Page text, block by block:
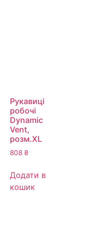
Рукавиці
робочі
Dynamic
Vent,
розм.ХL
808 ₴
Додати в
кошик